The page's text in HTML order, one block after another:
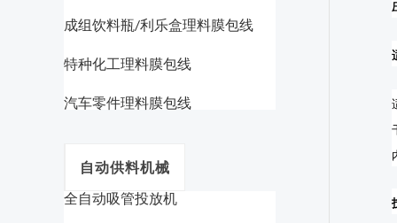
成组饮料瓶/利乐盒理料膜包线
特种化工理料膜包线
汽车零件理料膜包线
自动供料机械
全自动吸管投放机